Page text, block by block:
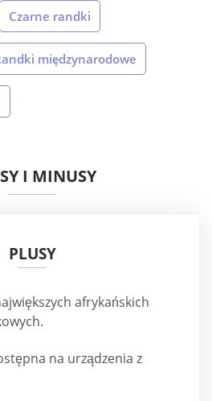
Czarne randki
międzynarodowe
I MINUSY
PLUSY
afrykańskich
na urządzenia z